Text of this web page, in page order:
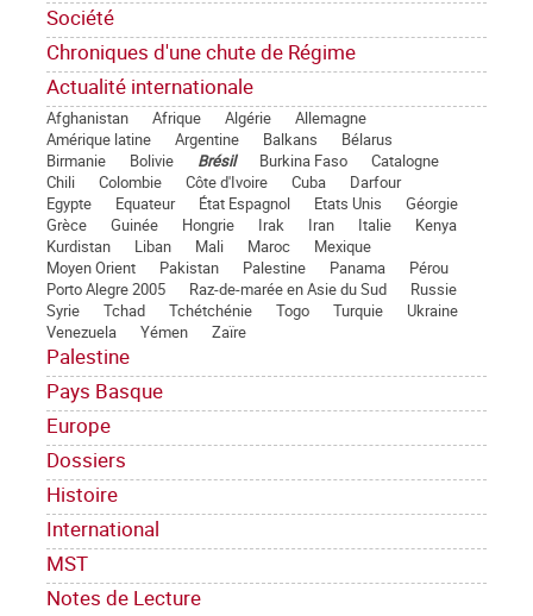
Société
Chroniques d'une chute de Régime
Actualité internationale
Afghanistan Afrique Algérie
Allemagne
Amérique latine
Argentine Balkans
Bélarus
Birmanie
Bolivie Brésil Burkina Faso
Catalogne
Chili
Colombie Côte d'Ivoire Cuba
Darfour
Egypte
Equateur État Espagnol Etats Unis
Géorgie
Grèce
Guinée Hongrie Irak Iran Italie
Kenya
Kurdistan
Liban Mali Maroc
Mexique
Moyen Orient
Pakistan Palestine Panama
Pérou
Porto Alegre 2005
Raz-de-marée en Asie du Sud
Russie
Syrie
Tchad Tchétchénie Togo Turquie
Ukraine
Venezuela
Yémen Zaïre
Palestine
Pays Basque
Europe
Dossiers
Histoire
International
MST
Notes de Lecture